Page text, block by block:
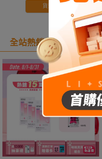
貨到通知
全站熱銷排行榜